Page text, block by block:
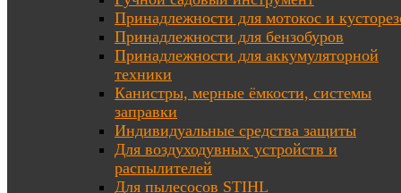
Принадлежности для мотокос и
Принадлежности для бензобуров
Принадлежности для аккумуляторной
техники
Канистры, мерные ёмкости, системы
заправки
Индивидуальные средства защиты
Для воздуходувных устройств и
распылителей
Для пылесосов STIHL